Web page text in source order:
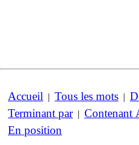
Accueil | Tous les mots |
Terminant par| Contenant
En position